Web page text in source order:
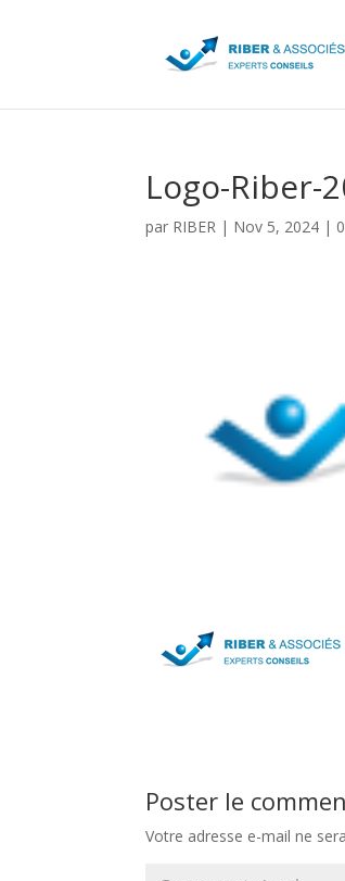
Logo-Riber-
par RIBER | Nov 5, 2024 |
Poster le
Votre adresse e-mail ne